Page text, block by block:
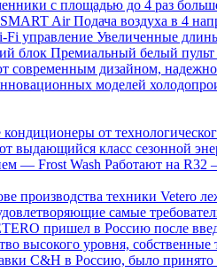
с площадью до 4 раз
Air Подача воздуха в 4
Fi управление Увеличенные
блок Премиальный белый
современным дизайном,
моделей
от
выдающийся класс сезонной
— Frost Wash Работают на R32
производства техники Vetero
самые
пришел в Россию после
высокого уровня,
C&H в Россию, было